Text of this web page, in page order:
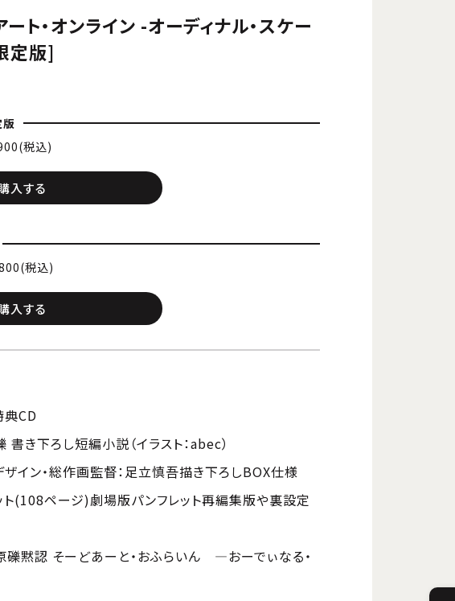
ト・オンライン -オーディナル・スケー
定版]
税込)
入する
税込)
入する
CD
き下ろし短編小説（イラスト：abec）
イン・総作画監督：足立慎吾描き下ろしBOX仕様
(108ページ)劇場版パンフレット再編集版や裏設定
黙認 そーどあーと・おふらいん ―おーでぃなる・